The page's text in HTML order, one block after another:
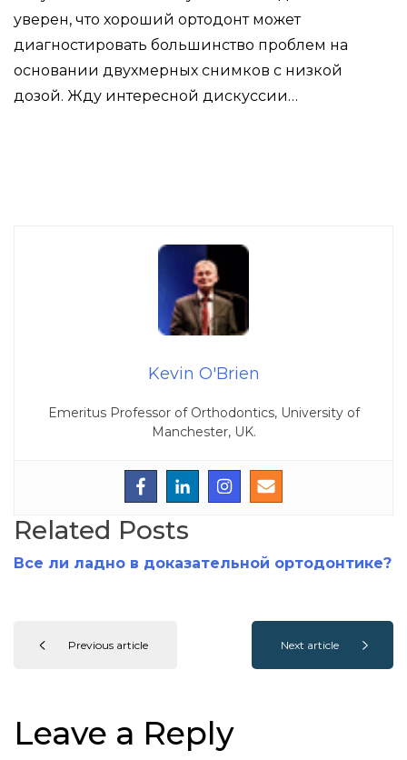
уверен, что хороший ортодонт может
диагностировать большинство проблем на
основании двухмерных снимков с низкой
дозой. Жду интересной дискуссии…
Kevin O'Brien
Emeritus Professor of Orthodontics, University of
Manchester, UK.
Related Posts
Все ли ладно в доказательной ортодонтике?
Previous article Next article
Leave a Reply